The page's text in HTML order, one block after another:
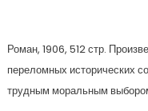
Роман, 1906, 512 стр.
переломных исторических
трудным моральным